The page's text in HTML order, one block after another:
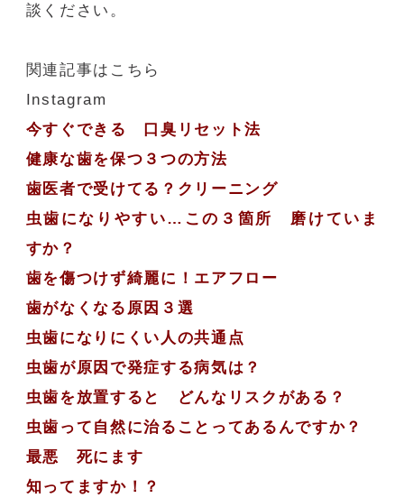
談ください。
関連記事はこちら
Instagram
今すぐできる 口臭リセット法
健康な歯を保つ３つの方法
歯医者で受けてる？クリーニング
虫歯になりやすい…この３箇所 磨けていま
すか？
歯を傷つけず綺麗に！エアフロー
歯がなくなる原因３選
虫歯になりにくい人の共通点
虫歯が原因で発症する病気は？
虫歯を放置すると どんなリスクがある？
虫歯って自然に治ることってあるんですか？
最悪 死にます
知ってますか！？